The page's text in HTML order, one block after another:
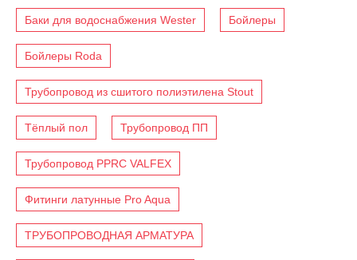
Баки для водоснабжения Wester Бойлеры
Бойлеры Roda
Трубопровод из сшитого полиэтилена Stout
Тёплый пол Трубопровод ПП
Трубопровод PPRC VALFEX
Фитинги латунные Pro Aqua
ТРУБОПРОВОДНАЯ АРМАТУРА